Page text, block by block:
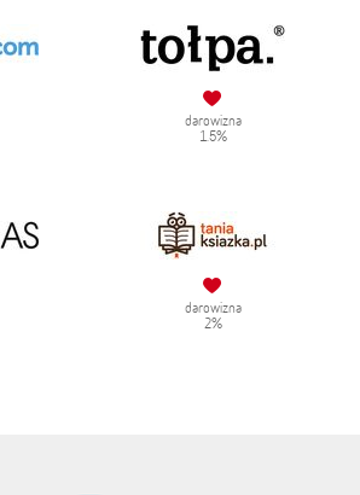
darowizna
1.5%
darowizna
2%